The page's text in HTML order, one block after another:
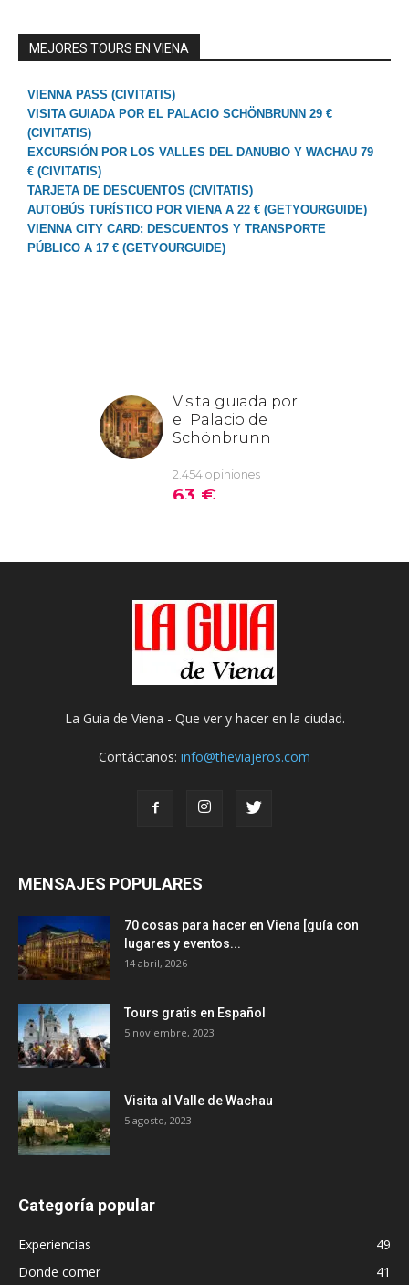
MEJORES TOURS EN VIENA
VIENNA PASS (CIVITATIS)
VISITA GUIADA POR EL PALACIO SCHÖNBRUNN 29 €
(CIVITATIS)
EXCURSIÓN POR LOS VALLES DEL DANUBIO Y WACHAU 79
€ (CIVITATIS)
TARJETA DE DESCUENTOS (CIVITATIS)
AUTOBÚS TURÍSTICO POR VIENA A 22 € (GETYOURGUIDE)
VIENNA CITY CARD: DESCUENTOS Y TRANSPORTE
PÚBLICO A 17 € (GETYOURGUIDE)
La Guia de Viena - Que ver y hacer en la ciudad.
Contáctanos: info@theviajeros.com
MENSAJES POPULARES
70 cosas para hacer en Viena [guía con
lugares y eventos...
14 abril, 2026
Tours gratis en Español
5 noviembre, 2023
Visita al Valle de Wachau
5 agosto, 2023
Categoría popular
Experiencias
49
Donde comer
41